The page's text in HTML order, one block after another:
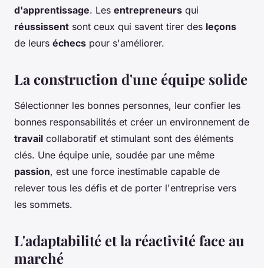
d'apprentissage. Les entrepreneurs qui
réussissent sont ceux qui savent tirer des leçons
de leurs échecs pour s'améliorer.
La construction d'une équipe solide
Sélectionner les bonnes personnes, leur confier les
bonnes responsabilités et créer un environnement de
travail collaboratif et stimulant sont des éléments
clés. Une équipe unie, soudée par une même
passion, est une force inestimable capable de
relever tous les défis et de porter l'entreprise vers
les sommets.
L'adaptabilité et la réactivité face au
marché